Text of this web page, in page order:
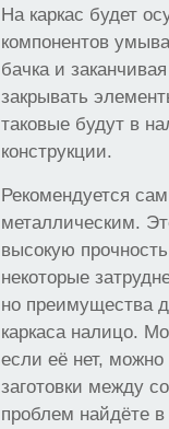
На каркас будет
компонентов
бачка и
закрывать
таковые будут в
конструкции.
Рекомендуется
металлическим.
высокую
некоторые
но преимущества
каркаса налицо.
если её нет, можно
заготовки между
проблем найдёте